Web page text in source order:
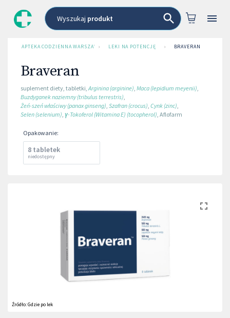
Wyszukaj produkt
APTEKA CODZIENNA WARSZAWA› LEKI NA POTENCJĘ › BRAVERAN
Braveran
suplement diety, tabletki,Arginina (arginine), Maca (lepidium meyenii),
Buzdyganek naziemny (tribulus terrestris),
Żeń-szeń właściwy (panax ginseng), Szafran (crocus), Cynk (zinc),
Selen (selenium), γ-Tokoferol (Witamina E) (tocopherol), Aflofarm
Opakowanie:
8 tabletek
niedostępny
Źródło:Gdzie po lek